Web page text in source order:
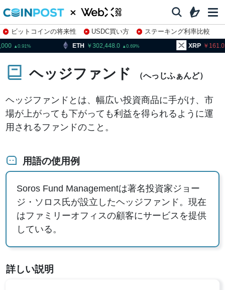
ビットコインの将来性 USDC買い方
ステーキング利率比較
株特集・関連銘柄
ETH 302,448.0 0.69 XRP 161.02 1.6
ヘッジファンド （へっじふぁんど）
ヘッジファンドとは、幅広い投資商品に手がけ、市
場が上がっても下がっても利益を得られるように運
用されるファンドのこと。
用語の使用例
Soros Fund Managementは著名投資家ジョー
ジ・ソロス氏が設立したヘッジファンド。現在
はファミリーオフィスの顧客にサービスを提供
している。
詳しい説明